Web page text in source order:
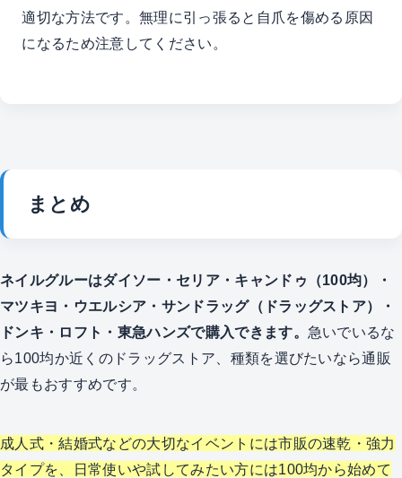
適切な方法です。無理に引っ張ると自爪を傷める原因
になるため注意してください。
まとめ
ネイルグルーはダイソー・セリア・キャンドゥ（100均）・
マツキヨ・ウエルシア・サンドラッグ（ドラッグストア）・
ドンキ・ロフト・東急ハンズで購入できます。 急いでいるな
ら100均か近くのドラッグストア、種類を選びたいなら通販
が最もおすすめです。
成人式・結婚式などの大切なイベントには市販の速乾・強力
タイプを、日常使いや試してみたい方には100均から始めて